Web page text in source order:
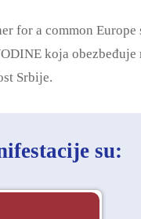
for a common
koja obezbeđuje
Srbije.
su: